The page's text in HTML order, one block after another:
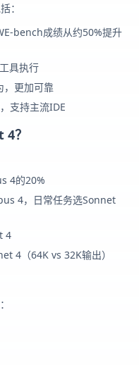
：
bench成绩从约50%提升
具执行
更加可靠
支持主流IDE
？
4的20%
4，日常任务选Sonnet
4
4（64K vs 32K输出）